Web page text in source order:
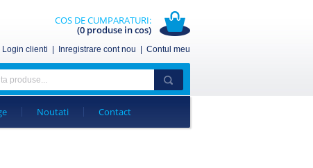
COS DE CUMPARATURI:
(0 produse in cos)
Login clienti Inregistrare cont nou Contul meu
Noutati Contact